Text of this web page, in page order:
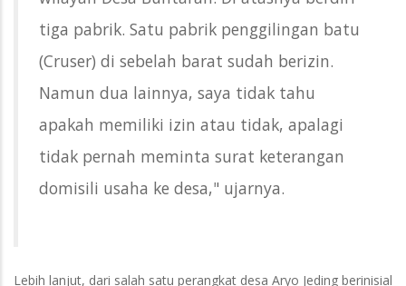
tiga pabrik. Satu pabrik penggilingan batu
(Cruser) di sebelah barat sudah berizin.
Namun dua lainnya, saya tidak tahu
apakah memiliki izin atau tidak, apalagi
tidak pernah meminta surat keterangan
domisili usaha ke desa," ujarnya.
Lebih lanjut, dari salah satu perangkat desa Aryo Jeding berinisial